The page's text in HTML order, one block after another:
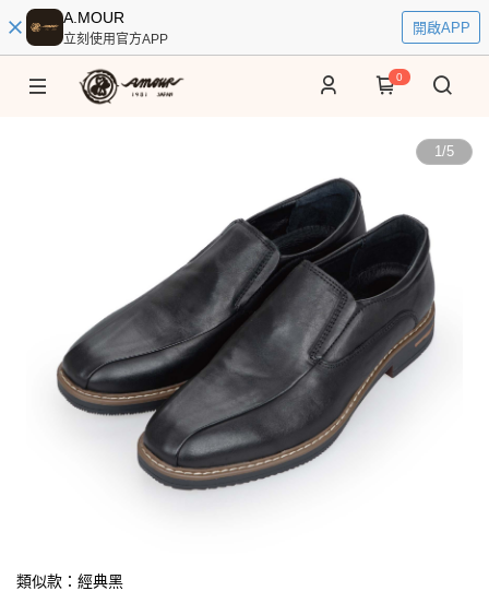
A.MOUR
立刻使用官方APP
開啟APP
0
1/5
類似款：經典黑